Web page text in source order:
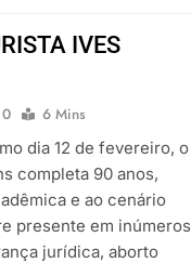
IVES
0
6 Mins
dia 12 de fevereiro, o
completa 90 anos,
e ao cenário
presente em inúmeros
jurídica, aborto